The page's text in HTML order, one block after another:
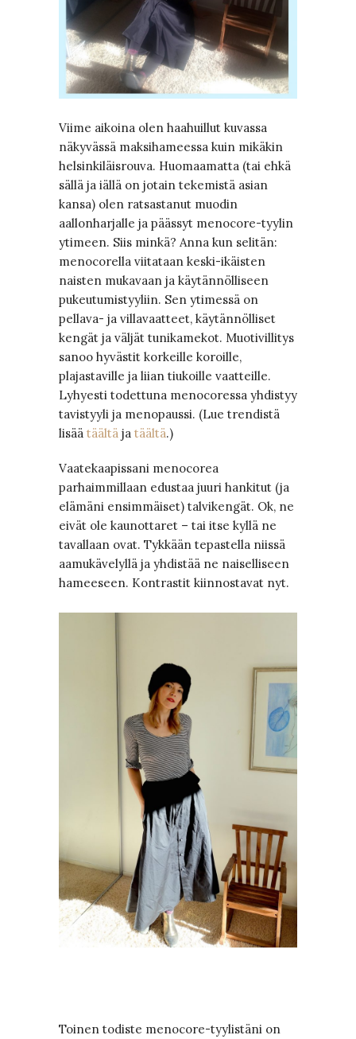
Viime aikoina olen haahuillut kuvassa
näkyvässä maksihameessa kuin mikäkin
helsinkiläisrouva. Huomaamatta (tai ehkä
sällä ja iällä on jotain tekemistä asian
kansa) olen ratsastanut muodin
aallonharjalle ja päässyt menocore-tyylin
ytimeen. Siis minkä? Anna kun selitän:
menocorella viitataan keski-ikäisten
naisten mukavaan ja käytännölliseen
pukeutumistyyliin. Sen ytimessä on
pellava- ja villavaatteet, käytännölliset
kengät ja väljät tunikamekot. Muotivillitys
sanoo hyvästit korkeille koroille,
plajastaville ja liian tiukoille vaatteille.
Lyhyesti todettuna menocoressa yhdistyy
tavistyyli ja menopaussi. (Lue trendistä
lisää täältä ja täältä.)
Vaatekaapissani menocorea
parhaimmillaan edustaa juuri hankitut (ja
elämäni ensimmäiset) talvikengät. Ok, ne
eivät ole kaunottaret – tai itse kyllä ne
tavallaan ovat. Tykkään tepastella niissä
aamukävelyllä ja yhdistää ne naiselliseen
hameeseen. Kontrastit kiinnostavat nyt.
Toinen todiste menocore-tyylistäni on